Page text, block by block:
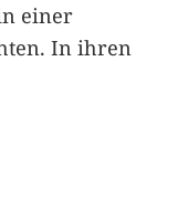
einer
In ihren